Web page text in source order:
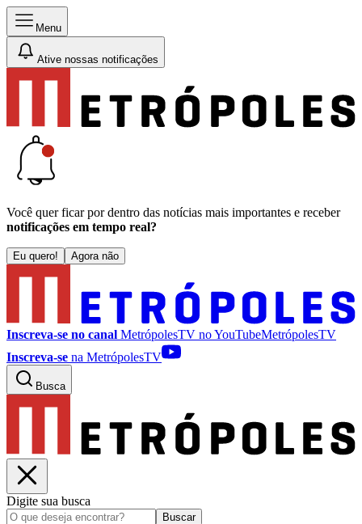
Menu
Ative nossas notificações
Você quer ficar por dentro das notícias mais importantes e receber
notificações em tempo real?
Eu quero! Agora não
Inscreva-se no canal MetrópolesTV noYouTubeMetrópolesTV
Inscreva-se na MetrópolesTV
Busca
Digite sua busca
Buscar